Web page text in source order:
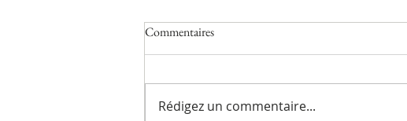
Commentaires
Rédigez un commentaire...